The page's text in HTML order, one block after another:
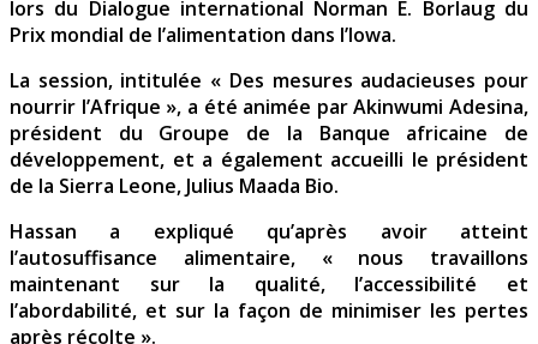
lors du Dialogue international Norman E. Borlaug du
Prix mondial de l’alimentation dans l’Iowa.
La session, intitulée « Des mesures audacieuses pour
nourrir l’Afrique », a été animée par Akinwumi Adesina,
président du Groupe de la Banque africaine de
développement, et a également accueilli le président
de la Sierra Leone, Julius Maada Bio.
Hassan a expliqué qu’après avoir atteint
l’autosuffisance alimentaire, « nous travaillons
maintenant sur la qualité, l’accessibilité et
l’abordabilité, et sur la façon de minimiser les pertes
après récolte ».